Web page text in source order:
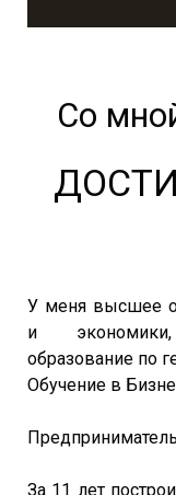
Со
У меня высшее
и экономики,
образование по
Обучение в
За 11 лет